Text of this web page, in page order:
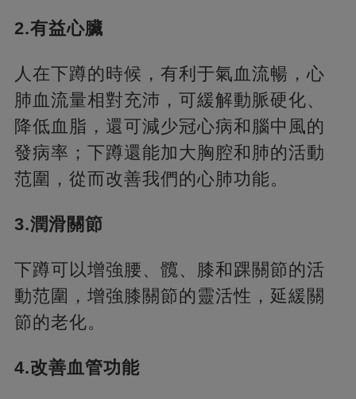
2.有益心臟
人在下蹲的時候，有利于氣血流暢，心
肺血流量相對充沛，可緩解動脈硬化、
降低血脂，還可減少冠心病和腦中風的
發病率；下蹲還能加大胸腔和肺的活動
范圍，從而改善我們的心肺功能。
3.潤滑關節
下蹲可以增強腰、髖、膝和踝關節的活
動范圍，增強膝關節的靈活性，延緩關
節的老化。
4.改善血管功能